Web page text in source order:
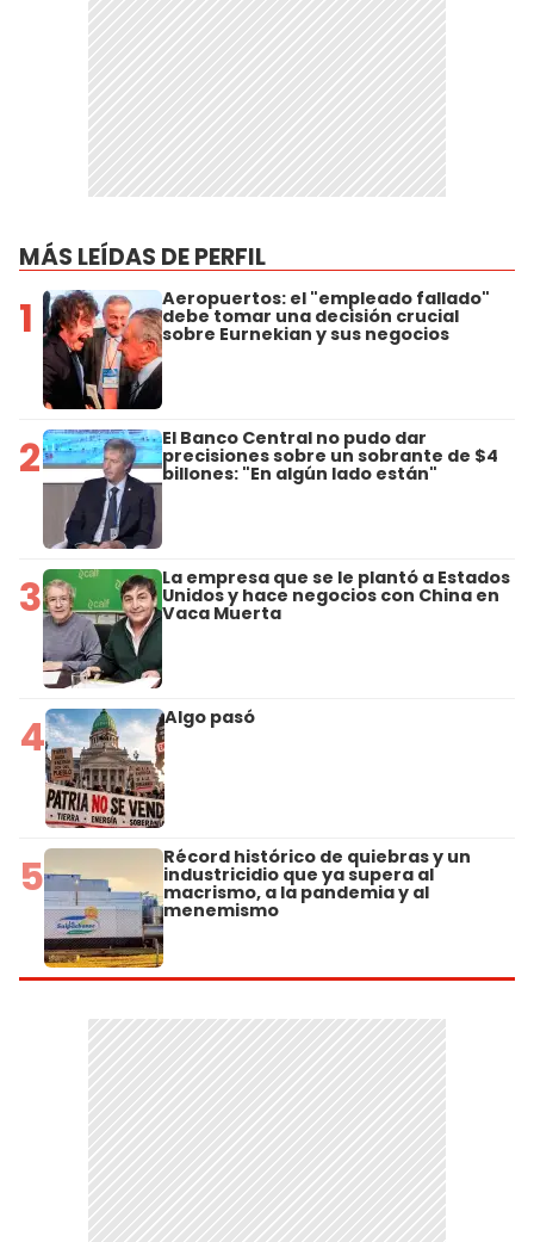
MÁS LEÍDAS DE PERFIL
1 Aeropuertos: el "empleado fallado"
debe tomar una decisión crucial
sobre Eurnekian y sus negocios
2 El Banco Central no pudo dar
precisiones sobre un sobrante de $4
billones: "En algún lado están"
3 La empresa que se le plantó a Estados
Unidos y hace negocios con China en
Vaca Muerta
4 Algo pasó
5 Récord histórico de quiebras y un
industricidio que ya supera al
macrismo, a la pandemia y al
menemismo